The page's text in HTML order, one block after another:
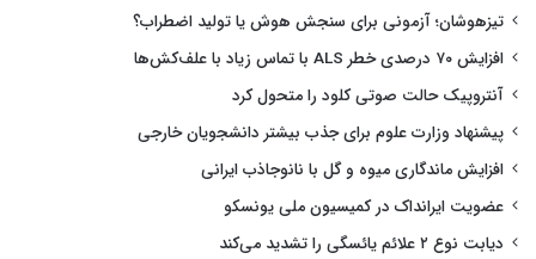
تیزهوشان؛ آزمونی برای سنجش هوش یا تولید اضطراب؟
افزایش ۷۰ درصدی خطر ALS با تماس زیاد با علف‌کش‌ها
آنتروپیک حالت صوتی کلود را متحول کرد
پیشنهاد وزارت علوم برای جذب بیشتر دانشجویان خارجی
افزایش ماندگاری میوه و گل با نانوجاذب ایرانی
عضویت ایرانداک در کمیسیون ملی یونسکو
دیابت نوع ۲ علائم یائسگی را تشدید می‌کند